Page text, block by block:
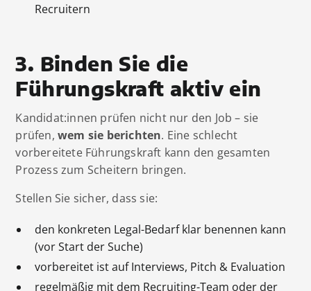
Recruitern
3. Binden Sie die
Führungskraft aktiv ein
Kandidat:innen prüfen nicht nur den Job – sie
prüfen, wem sie berichten. Eine schlecht
vorbereitete Führungskraft kann den gesamten
Prozess zum Scheitern bringen.
Stellen Sie sicher, dass sie:
den konkreten Legal-Bedarf klar benennen kann
(vor Start der Suche)
vorbereitet ist auf Interviews, Pitch & Evaluation
regelmäßig mit dem Recruiting-Team oder der